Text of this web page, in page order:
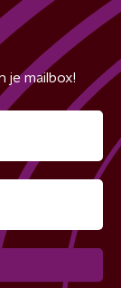
je mailbox!